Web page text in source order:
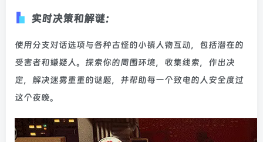
实时决策和解谜：
使用分支对话选项与各种古怪的小镇人物互动，包括潜在的
受害者和嫌疑人。探索你的周围环境，收集线索，作出决
定，解决迷雾重重的谜题，并帮助每一个致电的人安全度过
这个夜晚。